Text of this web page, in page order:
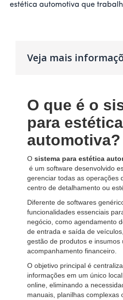
estética automotiva que
Veja mais
O que é o
para estética
automotiva?
O sistema para estética
é um software desenvolvido
gerenciar todas as operações
centro de detalhamento ou
Diferente de softwares
funcionalidades essenciais
negócio, como agendamento
de entrada e saída de
gestão de produtos e insumos
acompanhamento financeiro.
O objetivo principal é
informações em um único
online, eliminando a
manuais, planilhas complexas